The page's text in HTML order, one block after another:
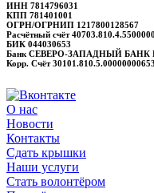
ИНН 7814796031
КПП 781401001
ОГРН/ОГРНИП 1217800128567
Расчётный счёт
БИК 044030653
Банк СЕВЕРО-ЗАПАДНЫЙ БАНК
Корр. Счёт 30101.810.5.00000000653
О нас
Новости
Контакты
Сдать крышки
Наши услуги
Стать волонтёром